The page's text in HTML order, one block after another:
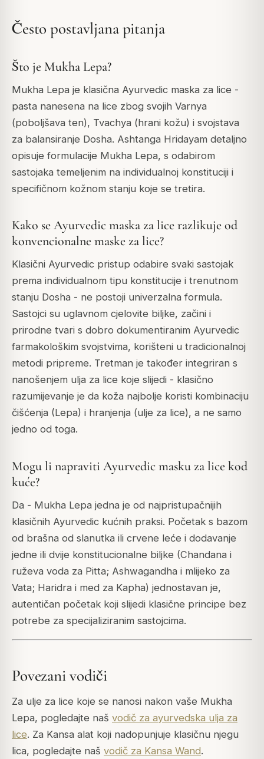
Često postavljana pitanja
Što je Mukha Lepa?
Mukha Lepa je klasična Ayurvedic maska za lice -
pasta nanesena na lice zbog svojih Varnya
(poboljšava ten), Tvachya (hrani kožu) i svojstava
za balansiranje Dosha. Ashtanga Hridayam detaljno
opisuje formulacije Mukha Lepa, s odabirom
sastojaka temeljenim na individualnoj konstituciji i
specifičnom kožnom stanju koje se tretira.
Kako se Ayurvedic maska za lice razlikuje od
konvencionalne maske za lice?
Klasični Ayurvedic pristup odabire svaki sastojak
prema individualnom tipu konstitucije i trenutnom
stanju Dosha - ne postoji univerzalna formula.
Sastojci su uglavnom cjelovite biljke, začini i
prirodne tvari s dobro dokumentiranim Ayurvedic
farmakološkim svojstvima, korišteni u tradicionalnoj
metodi pripreme. Tretman je također integriran s
nanošenjem ulja za lice koje slijedi - klasično
razumijevanje je da koža najbolje koristi kombinaciju
čišćenja (Lepa) i hranjenja (ulje za lice), a ne samo
jedno od toga.
Mogu li napraviti Ayurvedic masku za lice kod
kuće?
Da - Mukha Lepa jedna je od najpristupačnijih
klasičnih Ayurvedic kućnih praksi. Početak s bazom
od brašna od slanutka ili crvene leće i dodavanje
jedne ili dvije konstitucionalne biljke (Chandana i
ruževa voda za Pitta; Ashwagandha i mlijeko za
Vata; Haridra i med za Kapha) jednostavan je,
autentičan početak koji slijedi klasične principe bez
potrebe za specijaliziranim sastojcima.
Povezani vodiči
Za ulje za lice koje se nanosi nakon vaše Mukha
Lepa, pogledajte naš vodič za ayurvedska ulja za
lice. Za Kansa alat koji nadopunjuje klasičnu njegu
lica, pogledajte naš vodič za Kansa Wand.